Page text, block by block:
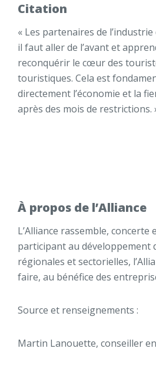
Citation
« Les partenaires de
il faut aller de l’avant et
reconquérir le cœur des
touristiques. Cela est
directement l’économie et la
après des mois de restrictions.
À propos de l’Alliance
L’Alliance rassemble,
participant au développement
régionales et sectorielles,
faire, au bénéfice des
Source et renseignements :
Martin Lanouette, conseiller